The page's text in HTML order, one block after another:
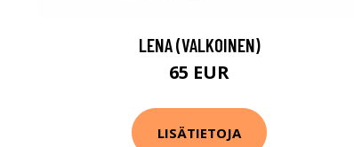
LENA (VALKOINEN)
65 EUR
LISÄTIETOJA